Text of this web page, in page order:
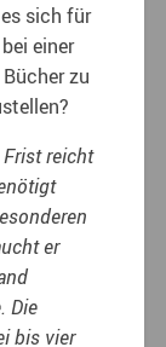
sich für
einer
zu
Frist reicht
er
Die
bis vier